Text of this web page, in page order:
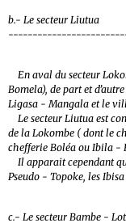
b.- Le secteur Liutua
En aval du secteur
Bomela), de part et
Ligasa - Mangala et le
Le secteur Liutua est
de la Lokombe ( dont le
chefferie Boléa ou Ibila -
Il apparait cependant
Pseudo - Topoke, les
c.- Le secteur Bambe -